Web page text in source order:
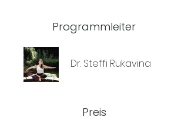
Programmleiter
Dr. Steffi Rukavina
Preis